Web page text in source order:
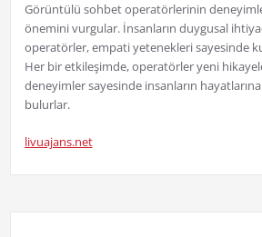
Görüntülü sohbet operatörlerinin
önemini vurgular. İnsanların duygusal
operatörler, empati yetenekleri sayesinde
Her bir etkileşimde, operatörler yeni
deneyimler sayesinde insanların
bulurlar.
livuajans.net